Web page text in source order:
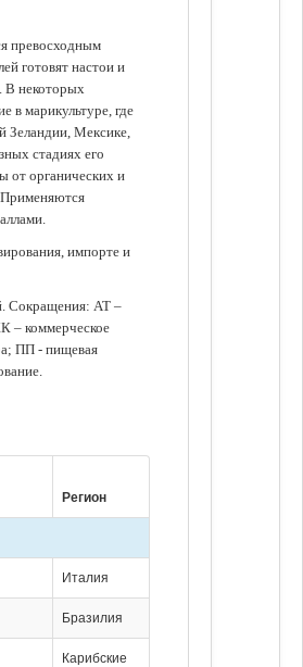
превосходным
готовят настои и
В некоторых
в марикультуре, где
Зеландии, Мексике,
стадиях его
от органических и
импорте и
Сокращения: АТ –
– коммерческое
ПП - пищевая
Регион
Италия
Бразилия
Карибские